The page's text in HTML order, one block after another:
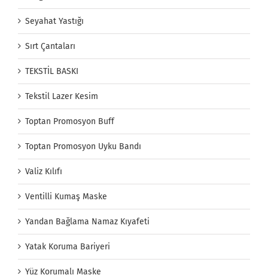
Seyahat Yastığı
Sırt Çantaları
TEKSTİL BASKI
Tekstil Lazer Kesim
Toptan Promosyon Buff
Toptan Promosyon Uyku Bandı
Valiz Kılıfı
Ventilli Kumaş Maske
Yandan Bağlama Namaz Kıyafeti
Yatak Koruma Bariyeri
Yüz Korumalı Maske